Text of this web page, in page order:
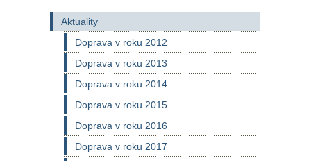
Aktuality
Doprava v roku 2012
Doprava v roku 2013
Doprava v roku 2014
Doprava v roku 2015
Doprava v roku 2016
Doprava v roku 2017